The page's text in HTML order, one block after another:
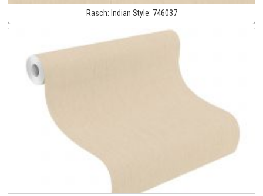
Rasch: Indian Style: 746037